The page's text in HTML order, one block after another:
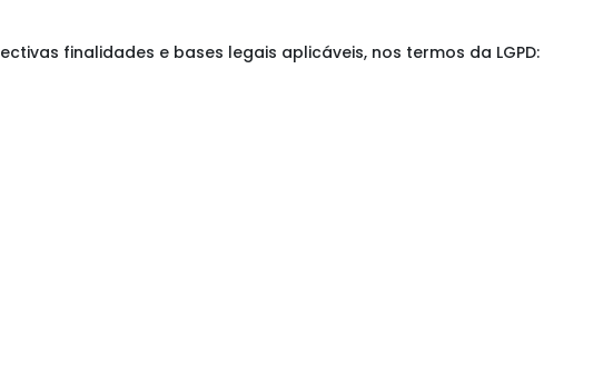
finalidades e bases legais aplicáveis, nos termos da LGPD: